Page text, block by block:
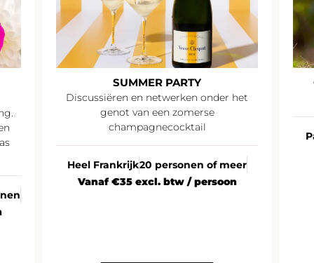
SUMMER PARTY
Discussiëren en netwerken onder het
genot van een zomerse
champagnecocktail
Heel Frankrijk20 personen of meer
Vanaf €35 excl. btw / persoon